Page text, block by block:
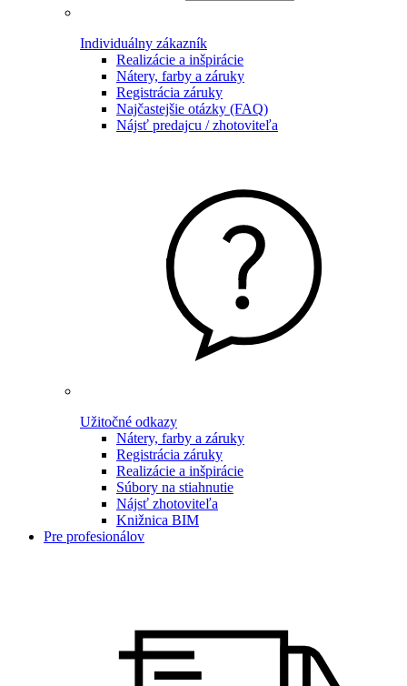
Individuálny zákazník
Realizácie a inšpirácie
Nátery, farby a záruky
Registrácia záruky
Najčastejšie otázky (FAQ)
Nájsť predajcu / zhotoviteľa
Užitočné odkazy
Nátery, farby a záruky
Registrácia záruky
Realizácie a inšpirácie
Súbory na stiahnutie
Nájsť zhotoviteľa
Knižnica BIM
Pre profesionálov